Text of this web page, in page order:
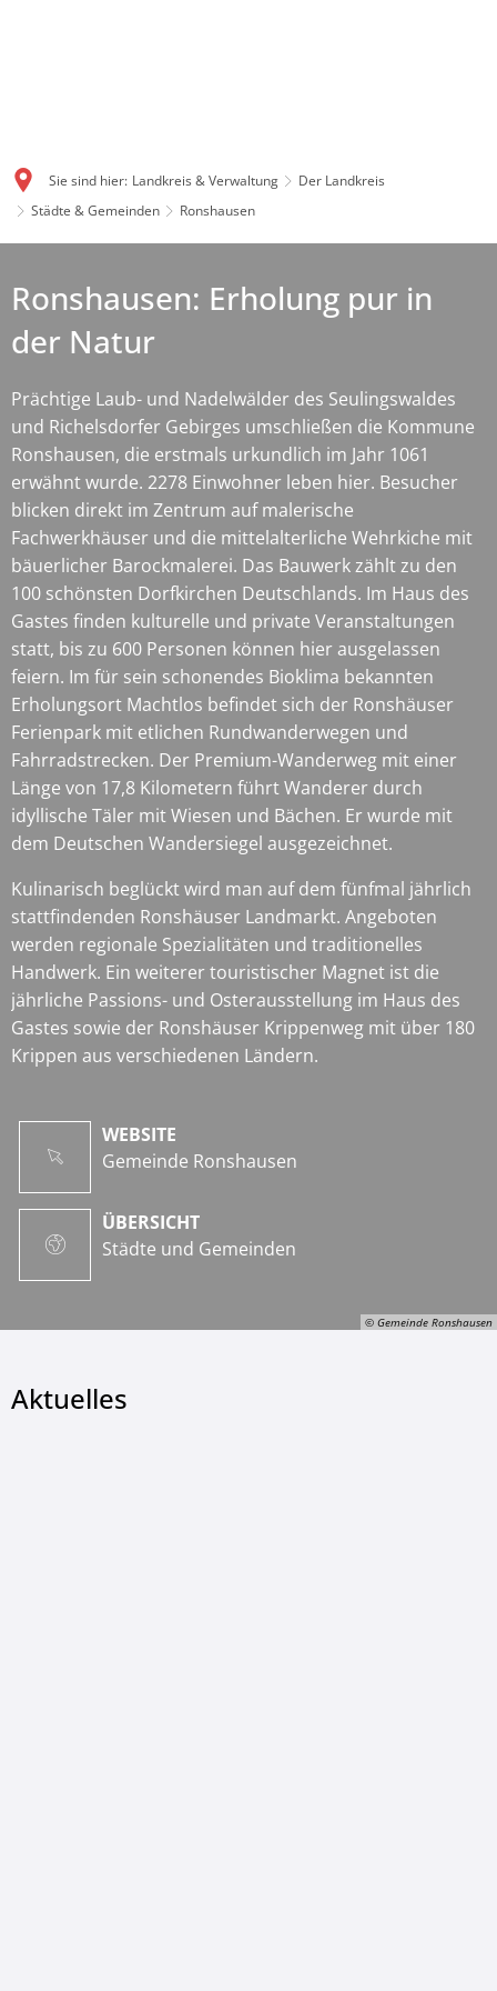
Sie sind hier: Landkreis & Verwaltung
Der Landkreis
Städte & Gemeinden
Ronshausen
© Gemeinde Ronshausen
Ronshausen: Erholung pur in
der Natur
Prächtige Laub- und Nadelwälder des Seulingswaldes
und Richelsdorfer Gebirges umschließen die Kommune
Ronshausen, die erstmals urkundlich im Jahr 1061
erwähnt wurde. 2278 Einwohner leben hier. Besucher
blicken direkt im Zentrum auf malerische
Fachwerkhäuser und die mittelalterliche Wehrkiche mit
bäuerlicher Barockmalerei. Das Bauwerk zählt zu den
100 schönsten Dorfkirchen Deutschlands. Im Haus des
Gastes finden kulturelle und private Veranstaltungen
statt, bis zu 600 Personen können hier ausgelassen
feiern. Im für sein schonendes Bioklima bekannten
Erholungsort Machtlos befindet sich der Ronshäuser
Ferienpark mit etlichen Rundwanderwegen und
Fahrradstrecken. Der Premium-Wanderweg mit einer
Länge von 17,8 Kilometern führt Wanderer durch
idyllische Täler mit Wiesen und Bächen. Er wurde mit
dem Deutschen Wandersiegel ausgezeichnet.
Kulinarisch beglückt wird man auf dem fünfmal jährlich
stattfindenden Ronshäuser Landmarkt. Angeboten
werden regionale Spezialitäten und traditionelles
Handwerk. Ein weiterer touristischer Magnet ist die
jährliche Passions- und Osterausstellung im Haus des
Gastes sowie der Ronshäuser Krippenweg mit über 180
Krippen aus verschiedenen Ländern.
WEBSITE
Gemeinde Ronshausen
ÜBERSICHT
Städte und Gemeinden
Aktuelles